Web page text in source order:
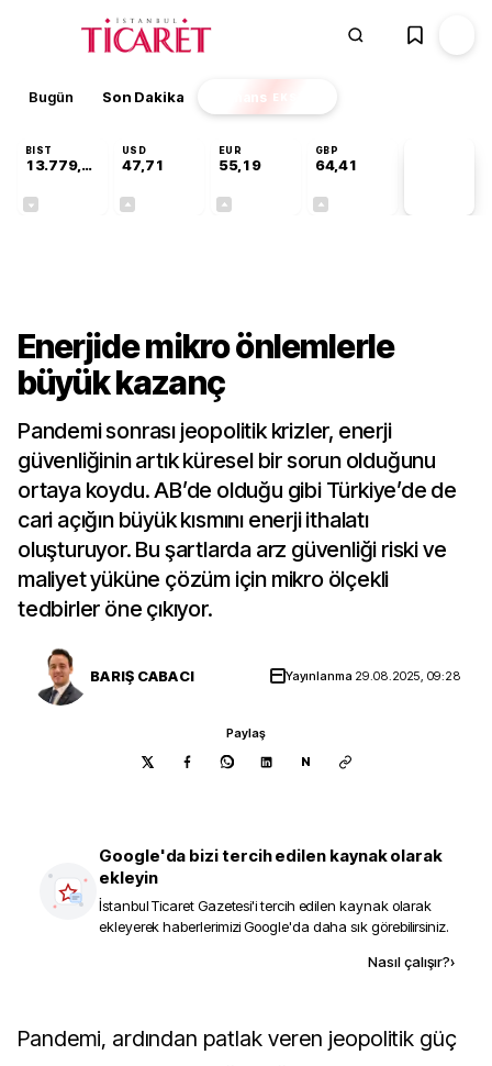
Bugün Son Dakika Finans EKSTRA
BIST
13.779,39
USD
47,71
EUR
55,19
GBP
64,41
Enerjide mikro önlemlerle
büyük kazanç
Pandemi sonrası jeopolitik krizler, enerji
güvenliğinin artık küresel bir sorun olduğunu
ortaya koydu. AB’de olduğu gibi Türkiye’de de
cari açığın büyük kısmını enerji ithalatı
oluşturuyor. Bu şartlarda arz güvenliği riski ve
maliyet yüküne çözüm için mikro ölçekli
tedbirler öne çıkıyor.
BARIŞ CABACI Yayınlanma 29.08.2025, 09:28
Paylaş
N
Google'da bizi tercih edilen kaynak olarak
ekleyin
İstanbul Ticaret Gazetesi'i tercih edilen kaynak olarak
ekleyerek haberlerimizi Google'da daha sık görebilirsiniz.
Nasıl çalışır?›
Pandemi, ardından patlak veren jeopolitik güç